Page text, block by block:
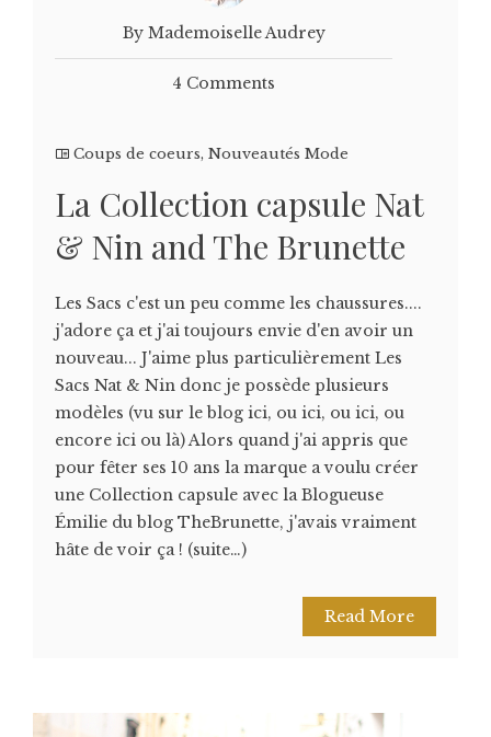
By Mademoiselle Audrey
4 Comments
Coups de coeurs, Nouveautés Mode
La Collection capsule Nat
& Nin and The Brunette
Les Sacs c'est un peu comme les chaussures....
j'adore ça et j'ai toujours envie d'en avoir un
nouveau... J'aime plus particulièrement Les
Sacs Nat & Nin donc je possède plusieurs
modèles (vu sur le blog ici, ou ici, ou ici, ou
encore ici ou là) Alors quand j'ai appris que
pour fêter ses 10 ans la marque a voulu créer
une Collection capsule avec la Blogueuse
Émilie du blog TheBrunette, j'avais vraiment
hâte de voir ça ! (suite…)
Read More